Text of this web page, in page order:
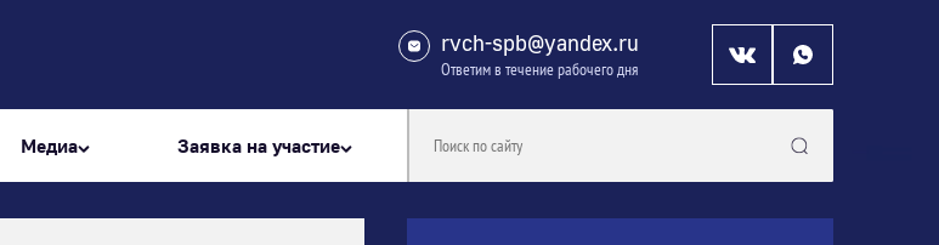
rvch-spb@yandex.ru
Ответим в течение рабочего дня
Медиа Заявка на участие